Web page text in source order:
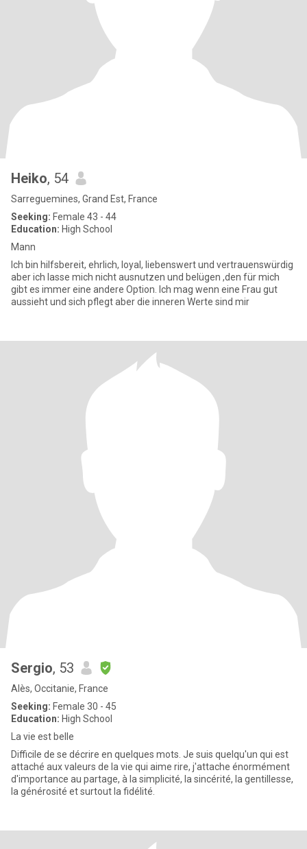
Heiko, 54
Sarreguemines, Grand Est, France
Seeking: Female 43 - 44
Education: High School
Mann
Ich bin hilfsbereit, ehrlich, loyal, liebenswert und vertrauenswürdig
aber ich lasse mich nicht ausnutzen und belügen ,den für mich
gibt es immer eine andere Option. Ich mag wenn eine Frau gut
aussieht und sich pflegt aber die inneren Werte sind mir
Sergio, 53
Alès, Occitanie, France
Seeking: Female 30 - 45
Education: High School
La vie est belle
Difficile de se décrire en quelques mots. Je suis quelqu'un qui est
attaché aux valeurs de la vie qui aime rire, j'attache énormément
d'importance au partage, à la simplicité, la sincérité, la gentillesse,
la générosité et surtout la fidélité.